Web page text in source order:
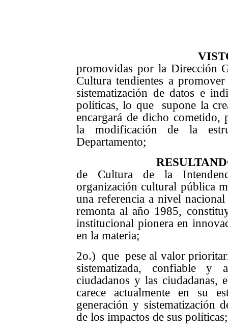
promovidas por la Dirección
Cultura tendientes a
sistematización de datos e
políticas, lo que supone la
encargará de dicho cometido,
la modificación de la
Departamento;
de Cultura de la
organización cultural pública
una referencia a nivel
remonta al año 1985,
institucional pionera en
en la materia;
2o.) que pese al valor
sistematizada, confiable y
ciudadanos y las ciudadanas,
carece actualmente en su
generación y sistematización
de los impactos de sus políticas;